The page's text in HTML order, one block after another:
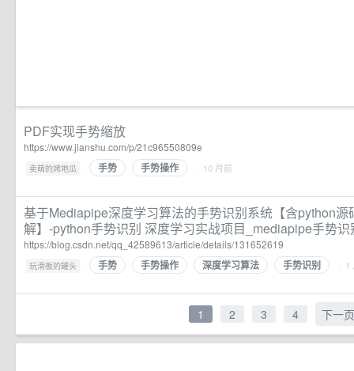
PDF实现手势缩放
https://www.jianshu.com/p/21c96550809e
卖萌的烤地瓜 · 手势 手势操作 · 10 月前
基于Mediapipe深度学习算法的手势识别系统【含python源
解】-python手势识别 深度学习实战项目_mediapipe手势识
https://blog.csdn.net/qq_42589613/article/details/131652619
玩滑板的罐头 · 手势 手势操作 深度学习算法 手势识别 · 1
1 2 3 4 下一页